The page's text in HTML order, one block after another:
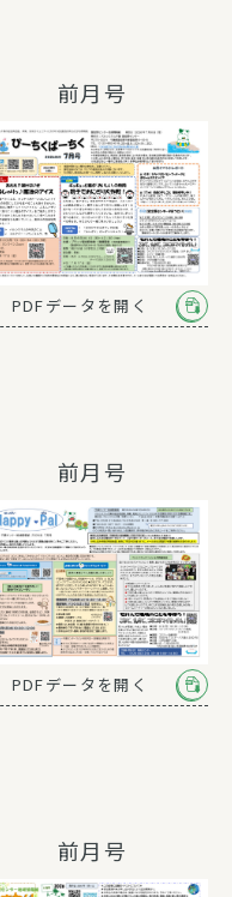
前月号
PDFデータを開く
前月号
PDFデータを開く
前月号